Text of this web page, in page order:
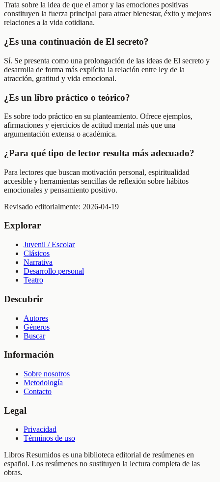
Trata sobre la idea de que el amor y las emociones positivas
constituyen la fuerza principal para atraer bienestar, éxito y mejores
relaciones a la vida cotidiana.
¿Es una continuación de El secreto?
Sí. Se presenta como una prolongación de las ideas de El secreto y
desarrolla de forma más explícita la relación entre ley de la
atracción, gratitud y vida emocional.
¿Es un libro práctico o teórico?
Es sobre todo práctico en su planteamiento. Ofrece ejemplos,
afirmaciones y ejercicios de actitud mental más que una
argumentación extensa o académica.
¿Para qué tipo de lector resulta más adecuado?
Para lectores que buscan motivación personal, espiritualidad
accesible y herramientas sencillas de reflexión sobre hábitos
emocionales y pensamiento positivo.
Revisado editorialmente: 2026-04-19
Explorar
Juvenil / Escolar
Clásicos
Narrativa
Desarrollo personal
Teatro
Descubrir
Autores
Géneros
Buscar
Información
Sobre nosotros
Metodología
Contacto
Legal
Privacidad
Términos de uso
Libros Resumidos es una biblioteca editorial de resúmenes en
español. Los resúmenes no sustituyen la lectura completa de las
obras.